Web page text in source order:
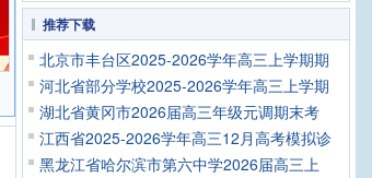
推荐下载
北京市丰台区2025-2026学年高三上学期期
河北省部分学校2025-2026学年高三上学期
湖北省黄冈市2026届高三年级元调期末考
江西省2025-2026学年高三12月高考模拟诊
黑龙江省哈尔滨市第六中学2026届高三上